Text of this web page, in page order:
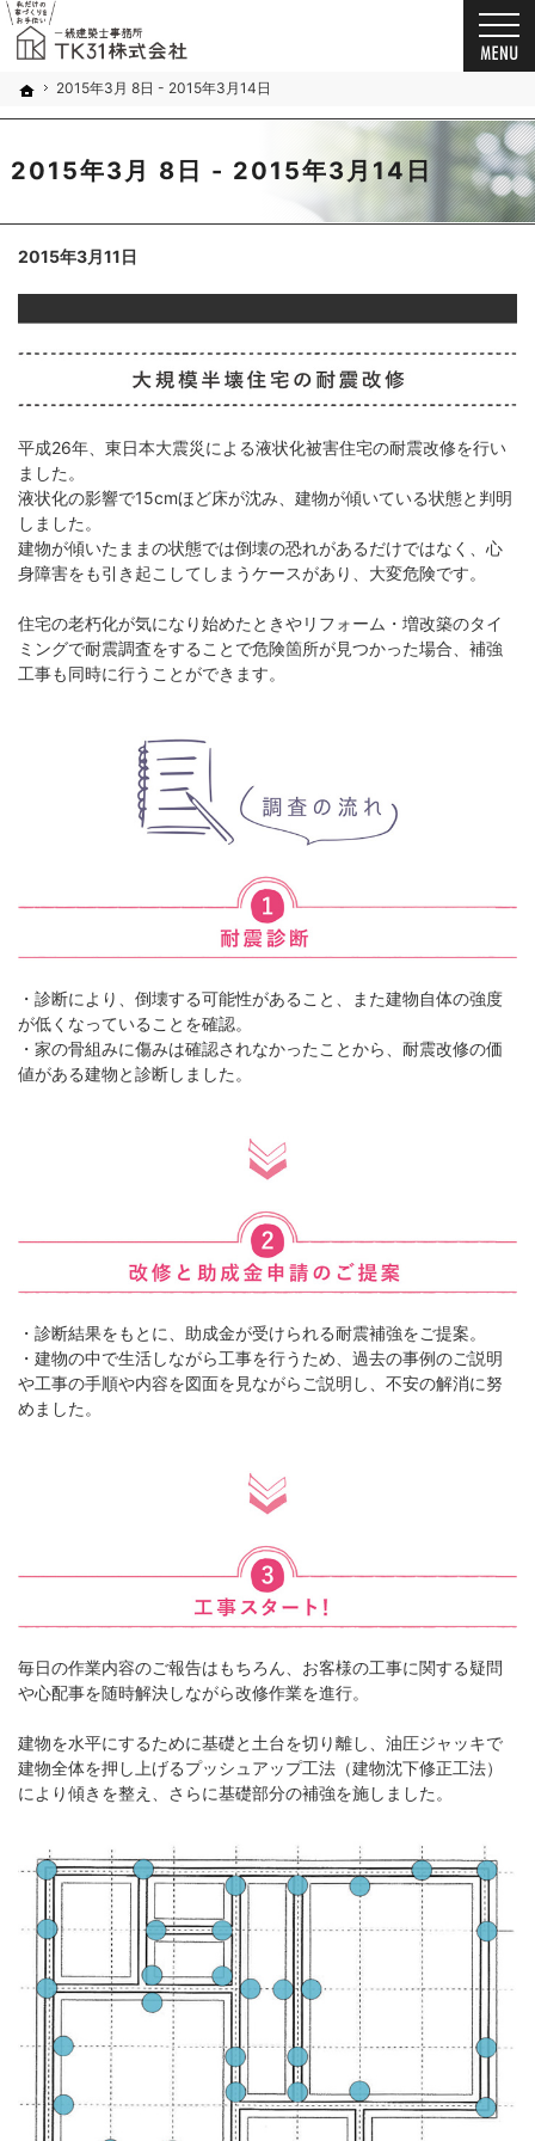
ホーム
2015年3月 8日 - 2015年3月14日
2015年3月 8日 - 2015年3月14日
お客様の想いを詰め込んだ家づくり。千葉市・船橋市の新築戸建て・注文住宅・自由設
新築戸建て・注文住宅・自由設計・リノベーション（千葉市・船橋市）の工務店なら一級
2015年3月11日
平成26年、東日本大震災による液状化被害住宅の耐震改修を行い
ました。
液状化の影響で15cmほど床が沈み、建物が傾いている状態と判明
しました。
建物が傾いたままの状態では倒壊の恐れがあるだけではなく、心
身障害をも引き起こしてしまうケースがあり、大変危険です。
住宅の老朽化が気になり始めたときやリフォーム・増改築のタイ
ミングで耐震調査をすることで危険箇所が見つかった場合、補強
工事も同時に行うことができます。
・診断により、倒壊する可能性があること、また建物自体の強度
が低くなっていることを確認。
・家の骨組みに傷みは確認されなかったことから、耐震改修の価
値がある建物と診断しました。
・診断結果をもとに、助成金が受けられる耐震補強をご提案。
・建物の中で生活しながら工事を行うため、過去の事例のご説明
や工事の手順や内容を図面を見ながらご説明し、不安の解消に努
めました。
毎日の作業内容のご報告はもちろん、お客様の工事に関する疑問
や心配事を随時解決しながら改修作業を進行。
建物を水平にするために基礎と土台を切り離し、油圧ジャッキで
建物全体を押し上げるプッシュアップ工法（建物沈下修正工法）
により傾きを整え、さらに基礎部分の補強を施しました。